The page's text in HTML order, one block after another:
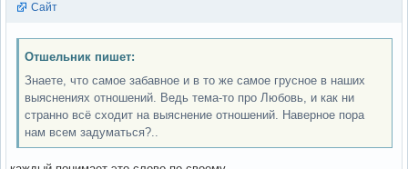
Сайт
Отшельник пишет:
Знаете, что самое забавное и в то же самое грусное в наших
выяснениях отношений. Ведь тема-то про Любовь, и как ни
странно всё сходит на выяснение отношений. Наверное пора
нам всем задуматься?..